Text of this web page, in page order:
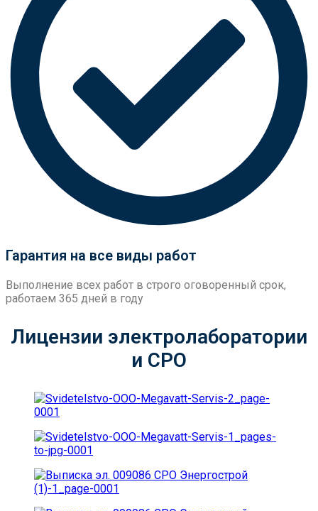
Гарантия на все виды работ
Выполнение всех работ в строго оговоренный срок,
работаем 365 дней в году
Лицензии электролаборатории
и СРО